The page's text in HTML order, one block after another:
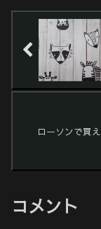
ローソンで買
コメント